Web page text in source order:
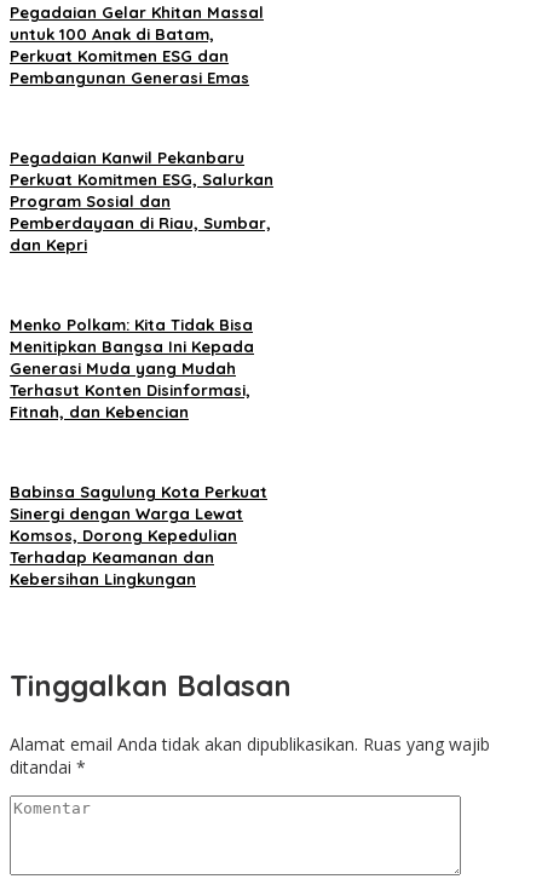
Pegadaian Gelar Khitan Massal
untuk 100 Anak di Batam,
Perkuat Komitmen ESG dan
Pembangunan Generasi Emas
Pegadaian Kanwil Pekanbaru
Perkuat Komitmen ESG, Salurkan
Program Sosial dan
Pemberdayaan di Riau, Sumbar,
dan Kepri
Menko Polkam: Kita Tidak Bisa
Menitipkan Bangsa Ini Kepada
Generasi Muda yang Mudah
Terhasut Konten Disinformasi,
Fitnah, dan Kebencian
Babinsa Sagulung Kota Perkuat
Sinergi dengan Warga Lewat
Komsos, Dorong Kepedulian
Terhadap Keamanan dan
Kebersihan Lingkungan
Tinggalkan Balasan
Alamat email Anda tidak akan dipublikasikan. Ruas yang wajib
ditandai *